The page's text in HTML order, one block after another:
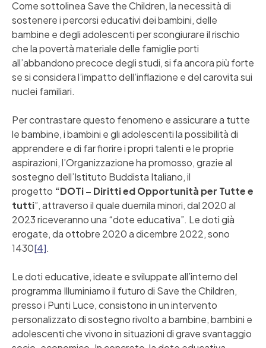
Come sottolinea Save the Children, la necessità di
sostenere i percorsi educativi dei bambini, delle
bambine e degli adolescenti per scongiurare il rischio
che la povertà materiale delle famiglie porti
all’abbandono precoce degli studi, si fa ancora più forte
se si considera l’impatto dell’inflazione e del carovita sui
nuclei familiari.
Per contrastare questo fenomeno e assicurare a tutte
le bambine, i bambini e gli adolescenti la possibilità di
apprendere e di far fiorire i propri talenti e le proprie
aspirazioni, l’Organizzazione ha promosso, grazie al
sostegno dell’Istituto Buddista Italiano, il
progetto “DOTi – Diritti ed Opportunità per Tutte e
tutti”, attraverso il quale duemila minori, dal 2020 al
2023 riceveranno una “dote educativa”. Le doti già
erogate, da ottobre 2020 a dicembre 2022, sono
1430[4].
Le doti educative, ideate e sviluppate all’interno del
programma Illuminiamo il futuro di Save the Children,
presso i Punti Luce, consistono in un intervento
personalizzato di sostegno rivolto a bambine, bambini e
adolescenti che vivono in situazioni di grave svantaggio